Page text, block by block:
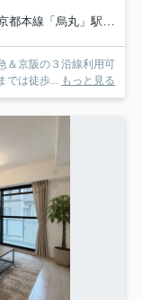
本線「烏丸」駅 徒歩11分
＆京阪の３沿線利用可
では徒歩...
もっと見る